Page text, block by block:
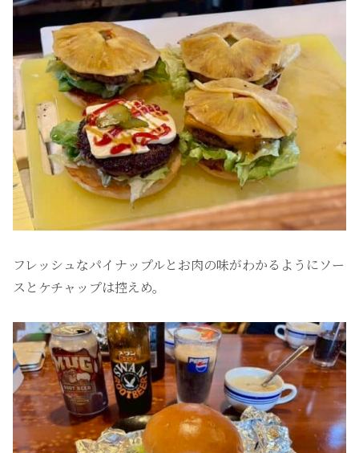
フレッシュなパイナップルとお肉の味がわかるようにソー
スとケチャップは控えめ。